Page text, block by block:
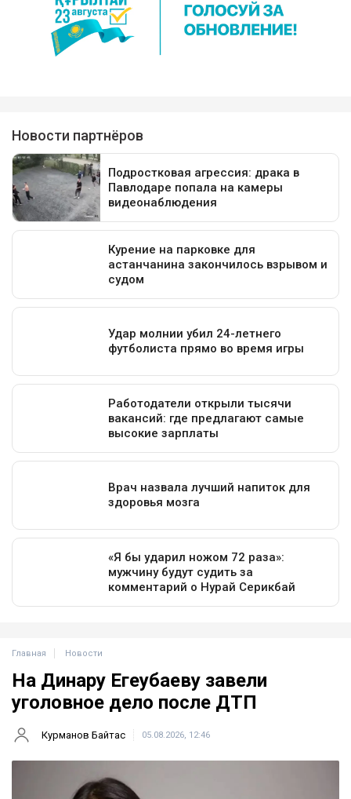
Главная Новости
На Динару Егеубаеву завели
уголовное дело после ДТП
Курманов Байтас 05.08.2026, 12:46